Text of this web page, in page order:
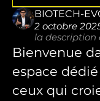
BIOTECH-
2 octobre
la description
Bienvenue
espace
ceux qui